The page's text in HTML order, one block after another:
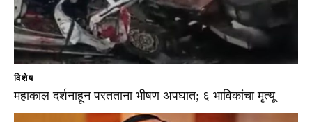
विशेष
महाकाल दर्शनाहून परतताना भीषण अपघात; ६ भाविकांचा मृत्यू